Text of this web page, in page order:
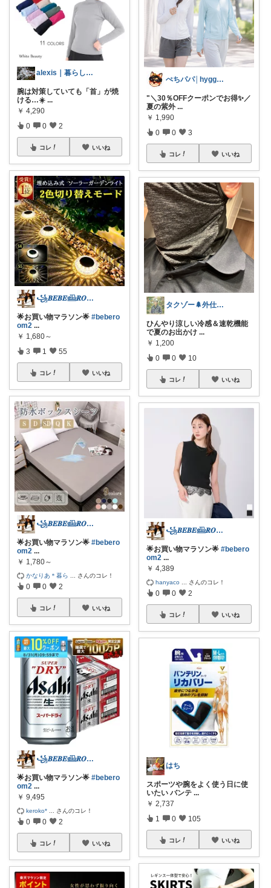
alexis｜暮らしのいいものセレクト
腕は対策していても「首」が焼
ける…☀️ ...
￥ 4,290
0 0 2
コレ いいね
꧁𝑩𝑬𝑩𝑬𓊝𝑹𝑶𝑶𝑴꧂
🌟お買い物マラソン🌟 #bebero
om2 ...
￥ 1,680～
3 1 55
コレ いいね
꧁𝑩𝑬𝑩𝑬𓊝𝑹𝑶𝑶𝑴꧂
🌟お買い物マラソン🌟 #bebero
om2 ...
￥ 1,780～
かなりあ＊暮ら さんのコレ！
0 0 2
コレ いいね
꧁𝑩𝑬𝑩𝑬𓊝𝑹𝑶𝑶𝑴꧂
🌟お買い物マラソン🌟 #bebero
om2 ...
￥ 9,495
keroko* さんのコレ！
0 0 2
コレ いいね
ぺちパパ│hyggeな心意気を大切に🌿
"＼30％OFFクーポンでお得✨／
夏の紫外 ...
￥ 1,990
0 0 3
コレ いいね
タクゾー🌲外仕事を快適にしたい
ひんやり涼しい冷感＆速乾機能
で夏のお出かけ ...
￥ 1,200
0 0 10
コレ いいね
꧁𝑩𝑬𝑩𝑬𓊝𝑹𝑶𝑶𝑴꧂
🌟お買い物マラソン🌟 #bebero
om2 ...
￥ 4,389
hanyaco さんのコレ！
0 0 2
コレ いいね
はち
スポーツや腕をよく使う日に使
いたい バンテ ...
￥ 2,737
1 0 105
コレ いいね